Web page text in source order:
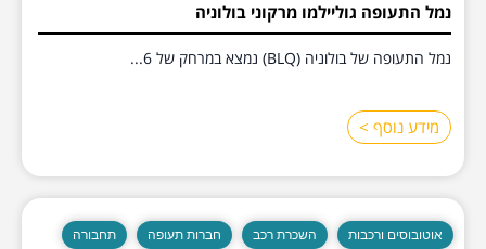
נמל התעופה גוליילמו מרקוני בולוניה
נמל התעופה של בולוניה (BLQ) נמצא במרחק של 6...
מידע נוסף >
אוטובוסים ורכבות השכרת רכב חברות תעופה תחבורה